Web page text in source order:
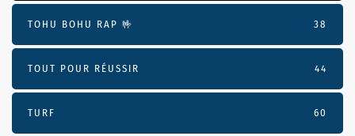
TOHU BOHU RAP 🤟 38
TOUT POUR RÉUSSIR 44
TURF 60